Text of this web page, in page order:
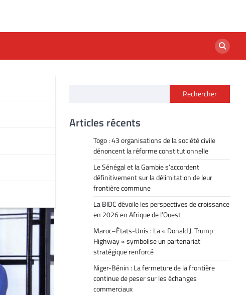
al-
Rechercher
Articles récents
Togo : 43 organisations de la société civile
dénoncent la réforme constitutionnelle
Le Sénégal et la Gambie s’accordent
définitivement sur la délimitation de leur
frontière commune
La BIDC dévoile les perspectives de croissance
en 2026 en Afrique de l’Ouest
Maroc–États-Unis : La « Donald J. Trump
Highway » symbolise un partenariat
stratégique renforcé
Niger-Bénin : La fermeture de la frontière
continue de peser sur les échanges
commerciaux